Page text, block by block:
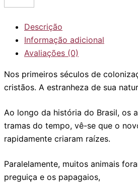
Descrição
Informação adicional
Avaliações (0)
Nos primeiros séculos de
cristãos. A estranheza de sua
Ao longo da história do Brasil, os
tramas do tempo, vê-se que o
rapidamente criaram raízes.
Paralelamente, muitos animais
preguiça e os papagaios,